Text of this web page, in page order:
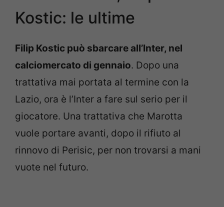
Kostic: le ultime
Filip Kostic può sbarcare all’Inter, nel
calciomercato di gennaio. Dopo una
trattativa mai portata al termine con la
Lazio, ora è l’Inter a fare sul serio per il
giocatore. Una trattativa che Marotta
vuole portare avanti, dopo il rifiuto al
rinnovo di Perisic, per non trovarsi a mani
vuote nel futuro.